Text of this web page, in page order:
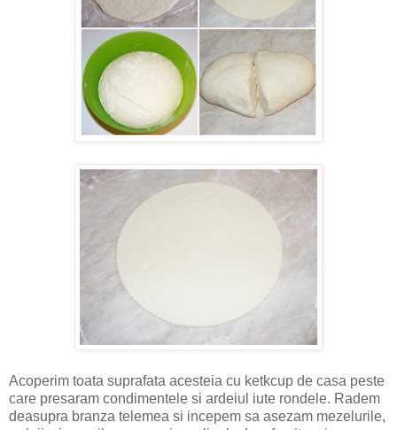
Acoperim toata suprafata acesteia cu ketkcup de casa peste
care presaram condimentele si ardeiul iute rondele. Radem
deasupra branza telemea si incepem sa asezam mezelurile,